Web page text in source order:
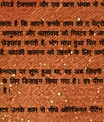
लेयर्ड टेक्सचर और एक खास चमक से
है कि आपने उनके काम को द
और आशावाद को ग्लिटर के
छेड़छाड़ करती है, भोग मापा हुआ
आपकी कल्पना को ठहरने के लिए
पर शुरू हुआ था, वह अब
लिए डिज़ाइन किया गया है। हर
है।
उनके काम से सीधे ओरिजिनल